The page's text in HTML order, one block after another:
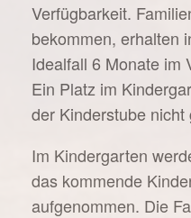
Verfügbarkeit.
bekommen, erhalten
Idealfall 6 Monate im
Ein Platz im
der Kinderstube nicht
Im Kindergarten
das kommende
aufgenommen. Die